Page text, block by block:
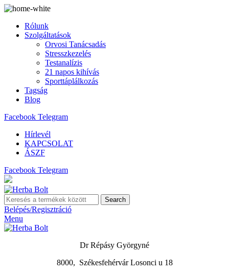
Rólunk
Szolgáltatások
Orvosi Tanácsadás
Stresszkezelés
Testanalízis
21 napos kihívás
Sporttáplálkozás
Tagság
Blog
Facebook Telegram
Hírlevél
KAPCSOLAT
ÁSZF
Facebook Telegram
Search
Belépés/Regisztráció
Menu
Dr Répásy Györgyné
8000, Székesfehérvár Losonci u 18